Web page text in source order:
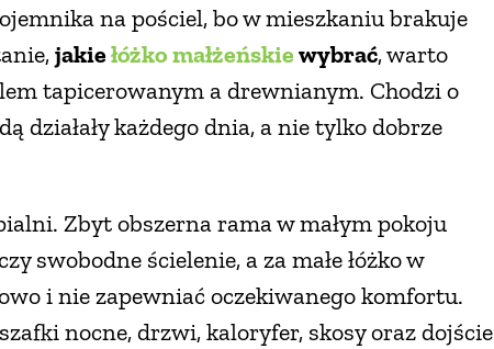
na pościel, bo w mieszkaniu brakuje
jakiełóżko małżeńskiewybrać, warto
tapicerowanym a drewnianym. Chodzi o
działały każdego dnia, a nie tylko dobrze
Zbyt obszerna rama w małym pokoju
swobodne ścielenie, a za małe łóżko w
i nie zapewniać oczekiwanego komfortu.
nocne, drzwi, kaloryfer, skosy oraz dojście